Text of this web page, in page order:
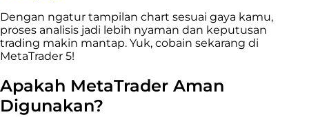
Dengan ngatur tampilan chart sesuai gaya kamu,
proses analisis jadi lebih nyaman dan keputusan
trading makin mantap. Yuk, cobain sekarang di
MetaTrader 5!
Apakah MetaTrader Aman
Digunakan?